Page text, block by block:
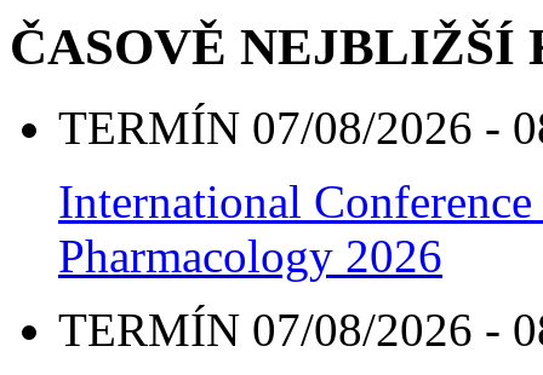
ČASOVĚ NEJBLIŽŠÍ
TERMÍN 07/08/2026 -
International
Pharmacology 2026
TERMÍN 07/08/2026 -